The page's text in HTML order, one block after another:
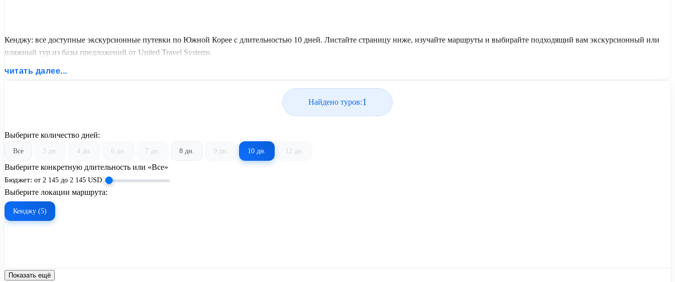
Кенджу: все доступные экскурсионные путевки по Южной Корее с длительностью 10 дней. Листайте страницу ниже, изучайте маршруты и выбирайте подходящий вам экскурсионный или
пляжный тур из базы предложений от United Travel Systems.
читать далее...
Найдено туров:1
Выберите количество дней:
Все 3 дн. 4 дн. 6 дн. 7 дн. 8 дн. 9 дн. 10 дн. 12 дн.
Выберите конкретную длительность или «Все»
Бюджет: от 2 145 до 2 145 USD
Выберите локации маршрута:
Кенджу (5)
Показать ещё